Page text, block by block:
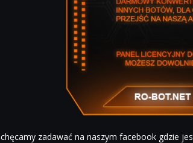
zadawać na naszym facebook gdzie